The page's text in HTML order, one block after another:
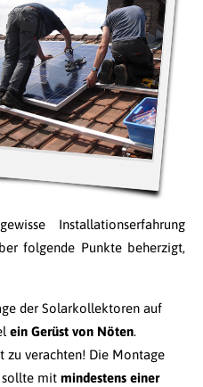
Installationserfahrung
folgende Punkte beherzigt,
der Solarkollektoren auf
ein Gerüst von Nöten.
zu verachten! Die Montage
sollte mit mindestens einer